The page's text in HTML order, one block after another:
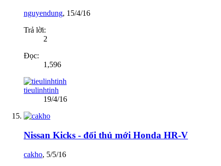
nguyendung, 15/4/16
Trả lời:
2
Đọc:
1,596
tieulinhtinh
19/4/16
Nissan Kicks - đối thủ mới Honda HR-V
cakho, 5/5/16